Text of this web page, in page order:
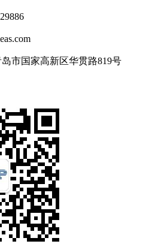
市国家高新区华贯路819号